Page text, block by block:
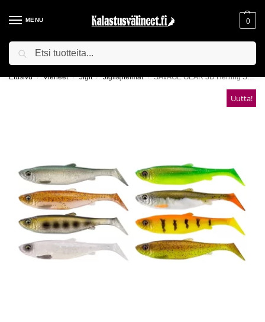
MENU 0
ILMAINEN TOIMITUS YLI 75€ TILAUKSILLE!
Etusivu / Vieheet / Jigit / Jigilajitelmat / SAVAGE GEAR 3D Herring Shad Mix -lajitelma
Uutta!